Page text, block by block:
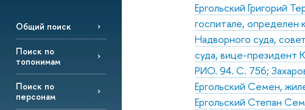
Общий поиск
Поиск по
топонимам
Поиск по
персонам
Ергольский Григорий
госпитале,
Надворного суда,
суда, вице-президент
РИО. 94. С. 756;
Ергольский Семен,
Ергольский Степан